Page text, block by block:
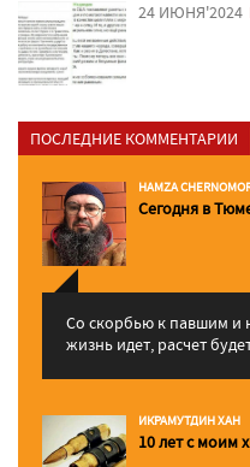
24 ИЮНЯ'2024
ПОСЛЕДНИЕ КОММЕНТАРИИ
HAMZA
Сегодня в
Со скорбью к павшим и
жизнь идет, расчет
ИКРАМУТДИН ХАН
10 лет с моим